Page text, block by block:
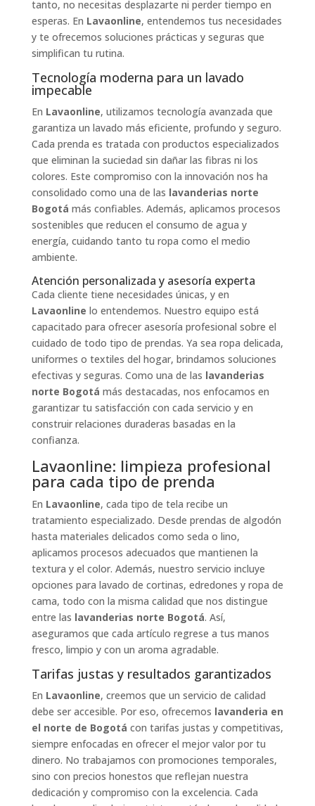
tanto, no necesitas desplazarte ni perder tiempo en
esperas. En Lavaonline, entendemos tus necesidades
y te ofrecemos soluciones prácticas y seguras que
simplifican tu rutina.
Tecnología moderna para un lavado
impecable
En Lavaonline, utilizamos tecnología avanzada que
garantiza un lavado más eficiente, profundo y seguro.
Cada prenda es tratada con productos especializados
que eliminan la suciedad sin dañar las fibras ni los
colores. Este compromiso con la innovación nos ha
consolidado como una de las lavanderias norte
Bogotá más confiables. Además, aplicamos procesos
sostenibles que reducen el consumo de agua y
energía, cuidando tanto tu ropa como el medio
ambiente.
Atención personalizada y asesoría experta
Cada cliente tiene necesidades únicas, y en
Lavaonline lo entendemos. Nuestro equipo está
capacitado para ofrecer asesoría profesional sobre el
cuidado de todo tipo de prendas. Ya sea ropa delicada,
uniformes o textiles del hogar, brindamos soluciones
efectivas y seguras. Como una de las lavanderias
norte Bogotá más destacadas, nos enfocamos en
garantizar tu satisfacción con cada servicio y en
construir relaciones duraderas basadas en la
confianza.
Lavaonline: limpieza profesional
para cada tipo de prenda
En Lavaonline, cada tipo de tela recibe un
tratamiento especializado. Desde prendas de algodón
hasta materiales delicados como seda o lino,
aplicamos procesos adecuados que mantienen la
textura y el color. Además, nuestro servicio incluye
opciones para lavado de cortinas, edredones y ropa de
cama, todo con la misma calidad que nos distingue
entre las lavanderias norte Bogotá. Así,
aseguramos que cada artículo regrese a tus manos
fresco, limpio y con un aroma agradable.
Tarifas justas y resultados garantizados
En Lavaonline, creemos que un servicio de calidad
debe ser accesible. Por eso, ofrecemos lavanderia en
el norte de Bogotá con tarifas justas y competitivas,
siempre enfocadas en ofrecer el mejor valor por tu
dinero. No trabajamos con promociones temporales,
sino con precios honestos que reflejan nuestra
dedicación y compromiso con la excelencia. Cada